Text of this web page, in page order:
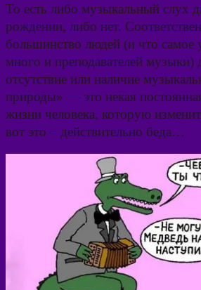
То есть либо музыкальный слух
рождении, либо нет.
большинство людей (и что самое
много и преподавателей музыки)
отсутствие или наличие
природы» — это некая
жизни человека, которую
вот это – действительно беда…